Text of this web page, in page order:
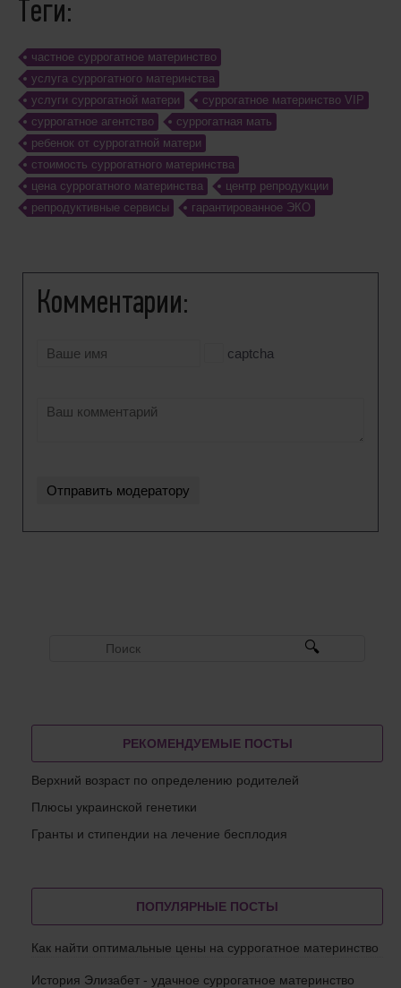
Теги:
частное суррогатное материнство
услуга суррогатного материнства
услуги суррогатной матери
суррогатное материнство VIP
суррогатное агентство
суррогатная мать
ребенок от суррогатной матери
стоимость суррогатного материнства
цена суррогатного материнства
центр репродукции
репродуктивные сервисы
гарантированное ЭКО
Комментарии:
captcha
РЕКОМЕНДУЕМЫЕ ПОСТЫ
Верхний возраст по определению родителей
Плюсы украинской генетики
Гранты и стипендии на лечение бесплодия
ПОПУЛЯРНЫЕ ПОСТЫ
Как найти оптимальные цены на суррогатное материнство
История Элизабет - удачное суррогатное материнство